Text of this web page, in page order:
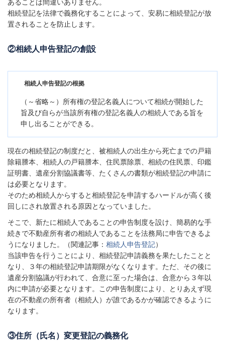
あることは間違いありません。
相続登記を法律で義務化することによって、安易に相続登記が放
置されることを防止します。
②相続人申告登記の創設
相続人申告登記の根拠
（～省略～）所有権の登記名義人について相続が開始した
旨及び自らが当該所有権の登記名義人の相続人である旨を
申し出ることができる。
現在の相続登記の制度だと、被相続人の出生から死亡までの戸籍
除籍謄本、相続人の戸籍謄本、住民票除票、相続の住民票、印鑑
証明書、遺産分割協議書等、たくさんの書類が相続登記の申請に
は必要となります。
そのため相続人からすると相続登記を申請するハードルが高く後
回しにされ放置される原因となっていました。
そこで、新たに相続人であることの申告制度を設け、簡易的な手
続きで不動産所有者の相続人であることを法務局に申告できるよ
うになりました。（関連記事： 相続人申告登記）
当該申告を行うことにより、相続登記申請義務を果たしたことと
なり、３年の相続登記申請期限がなくなります。ただ、その後に
遺産分割協議が行われて、合意に至った場合は、合意から３年以
内に申請が必要となります。この申告制度により、とりあえず現
在の不動産の所有者（相続人）が誰であるかが確認できるように
なります。
③住所（氏名）変更登記の義務化